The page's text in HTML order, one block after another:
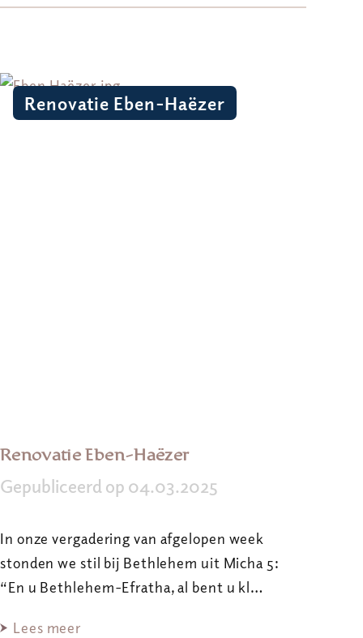
Renovatie Eben-Haëzer
Renovatie Eben-Haëzer
Gepubliceerd op 04.03.2025
In onze vergadering van afgelopen week
stonden we stil bij Bethlehem uit Micha 5:
“En u Bethlehem-Efratha, al bent u kl…
Lees meer